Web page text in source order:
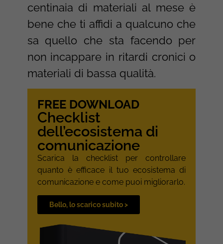
centinaia di materiali al mese è
bene che ti affidi a qualcuno che
sa quello che sta facendo per
non incappare in ritardi cronici o
materiali di bassa qualità.
FREE DOWNLOAD
Checklist
dell’ecosistema di
comunicazione
Scarica la checklist per controllare
quanto è efficace il tuo ecosistema di
comunicazione e come puoi migliorarlo.
Bello, lo scarico subito >